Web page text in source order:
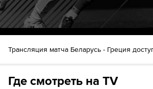
Трансляция матча Беларусь - Греция
Где смотреть на TV